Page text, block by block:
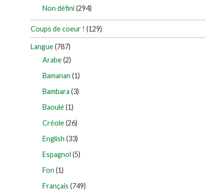
Non défini(294)
Coups de coeur ! (129)
Langue(787)
Arabe(2)
Bamanan (1)
Bambara (3)
Baoulé(1)
Créole(26)
English (33)
Espagnol (5)
Fon (1)
Français (749)